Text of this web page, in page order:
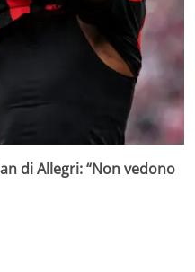
di Allegri: “Non vedono